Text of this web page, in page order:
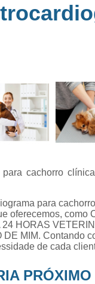
Ozonioterapia
Veterinários 24
horas
Veterinários
popular
cachorro
para
oferecemos,
HORAS
MIM. Contando
de cada
PRÓXIMO